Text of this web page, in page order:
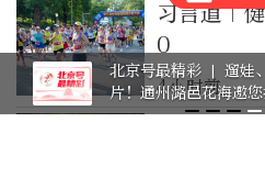
习言道｜
0
4小时前
北京号最精彩 | 遛娃
片！通州潞邑花海邀